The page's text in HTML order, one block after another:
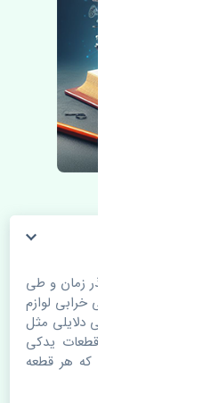
قطعات خودرو با گذر زمان و طی
اوقات علت اصلی خرابی لوازم
می باشد. ولی دلایلی مثل
عامل تعویض قطعات یدکی
پیوسته می باشد که هر قطعه
دارد.